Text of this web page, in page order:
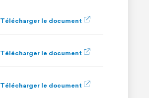
Télécharger le document
Télécharger le document
Télécharger le document